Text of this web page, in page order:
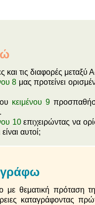
και τις διαφορές μεταξύ
8 μας προτείνει
κειμένου 9
10επιχειρώντας να
αυτοί;
γράφω
με θεματική πρόταση
καταγράφοντας